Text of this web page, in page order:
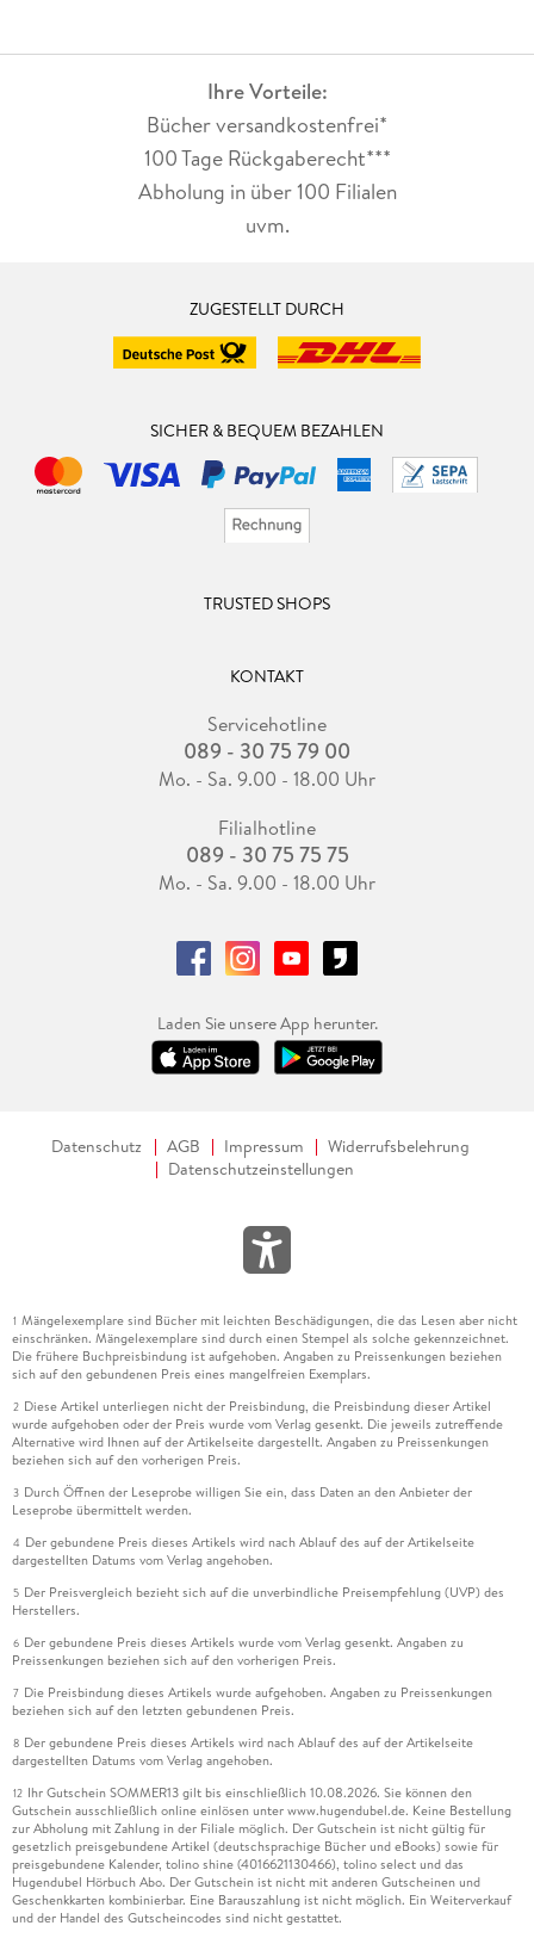
Ihre Vorteile:
Bücher versandkostenfrei*
100 Tage Rückgaberecht***
Abholung in über 100 Filialen
uvm.
ZUGESTELLT DURCH
SICHER & BEQUEM BEZAHLEN
TRUSTED SHOPS
KONTAKT
Servicehotline
089 - 30 75 79 00
Mo. - Sa. 9.00 - 18.00 Uhr
Filialhotline
089 - 30 75 75 75
Mo. - Sa. 9.00 - 18.00 Uhr
Laden Sie unsere App herunter.
Datenschutz AGB Impressum
Widerrufsbelehrung
Datenschutzeinstellungen
1 Mängelexemplare sind Bücher mit leichten Beschädigungen, die das Lesen aber nicht
einschränken. Mängelexemplare sind durch einen Stempel als solche gekennzeichnet.
Die frühere Buchpreisbindung ist aufgehoben. Angaben zu Preissenkungen beziehen
sich auf den gebundenen Preis eines mangelfreien Exemplars.
2 Diese Artikel unterliegen nicht der Preisbindung, die Preisbindung dieser Artikel
wurde aufgehoben oder der Preis wurde vom Verlag gesenkt. Die jeweils zutreffende
Alternative wird Ihnen auf der Artikelseite dargestellt. Angaben zu Preissenkungen
beziehen sich auf den vorherigen Preis.
3 Durch Öffnen der Leseprobe willigen Sie ein, dass Daten an den Anbieter der
Leseprobe übermittelt werden.
4 Der gebundene Preis dieses Artikels wird nach Ablauf des auf der Artikelseite
dargestellten Datums vom Verlag angehoben.
5 Der Preisvergleich bezieht sich auf die unverbindliche Preisempfehlung (UVP) des
Herstellers.
6 Der gebundene Preis dieses Artikels wurde vom Verlag gesenkt. Angaben zu
Preissenkungen beziehen sich auf den vorherigen Preis.
7 Die Preisbindung dieses Artikels wurde aufgehoben. Angaben zu Preissenkungen
beziehen sich auf den letzten gebundenen Preis.
8 Der gebundene Preis dieses Artikels wird nach Ablauf des auf der Artikelseite
dargestellten Datums vom Verlag angehoben.
12 Ihr Gutschein SOMMER13 gilt bis einschließlich 10.08.2026. Sie können den
Gutschein ausschließlich online einlösen unter www.hugendubel.de. Keine Bestellung
zur Abholung mit Zahlung in der Filiale möglich. Der Gutschein ist nicht gültig für
gesetzlich preisgebundene Artikel (deutschsprachige Bücher und eBooks) sowie für
preisgebundene Kalender, tolino shine (4016621130466), tolino select und das
Hugendubel Hörbuch Abo. Der Gutschein ist nicht mit anderen Gutscheinen und
Geschenkkarten kombinierbar. Eine Barauszahlung ist nicht möglich. Ein Weiterverkauf
und der Handel des Gutscheincodes sind nicht gestattet.